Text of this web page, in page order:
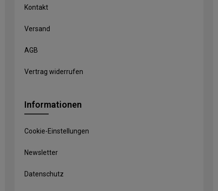
Kontakt
Versand
AGB
Vertrag widerrufen
Informationen
Cookie-Einstellungen
Newsletter
Datenschutz